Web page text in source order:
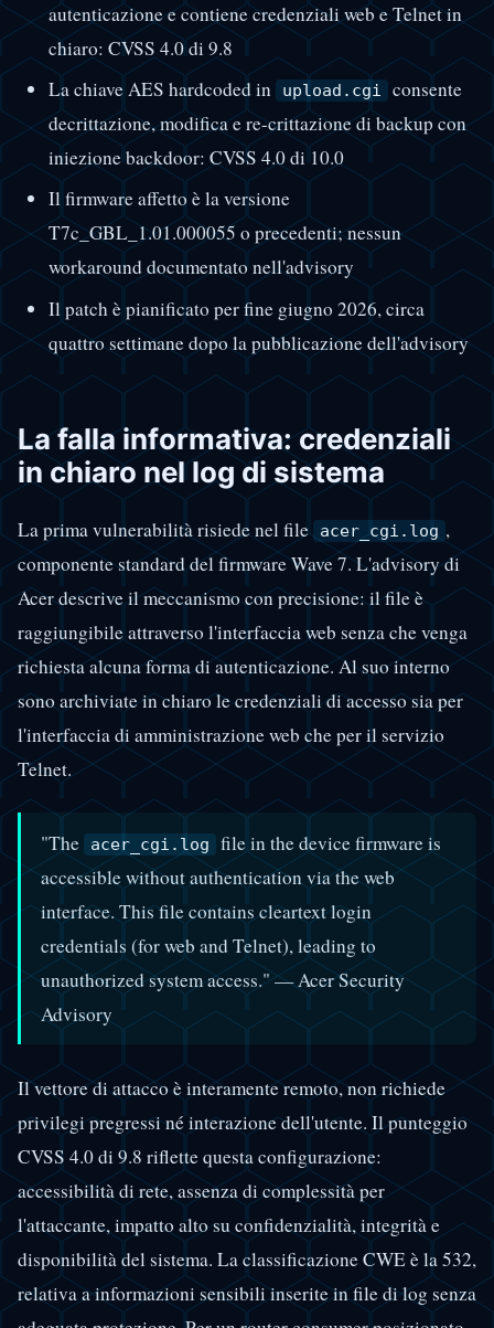
autenticazione e contiene credenziali web e Telnet in
chiaro: CVSS 4.0 di 9.8
La chiave AES hardcoded in
upload.cgi consente
decrittazione, modifica e re-crittazione di backup con
iniezione backdoor: CVSS 4.0 di 10.0
Il firmware affetto è la versione
T7c_GBL_1.01.000055 o precedenti; nessun
workaround documentato nell'advisory
Il patch è pianificato per fine giugno 2026, circa
quattro settimane dopo la pubblicazione dell'advisory
La falla informativa: credenziali
in chiaro nel log di sistema
La prima vulnerabilità risiede nel file acer_cgi.log ,
componente standard del firmware Wave 7. L'advisory di
Acer descrive il meccanismo con precisione: il file è
raggiungibile attraverso l'interfaccia web senza che venga
richiesta alcuna forma di autenticazione. Al suo interno
sono archiviate in chiaro le credenziali di accesso sia per
l'interfaccia di amministrazione web che per il servizio
Telnet.
"The acer_cgi.log
file in the device firmware is
accessible without authentication via the web
interface. This file contains cleartext login
credentials (for web and Telnet), leading to
unauthorized system access." — Acer Security
Advisory
Il vettore di attacco è interamente remoto, non richiede
privilegi pregressi né interazione dell'utente. Il punteggio
CVSS 4.0 di 9.8 riflette questa configurazione:
accessibilità di rete, assenza di complessità per
l'attaccante, impatto alto su confidenzialità, integrità e
disponibilità del sistema. La classificazione CWE è la 532,
relativa a informazioni sensibili inserite in file di log senza